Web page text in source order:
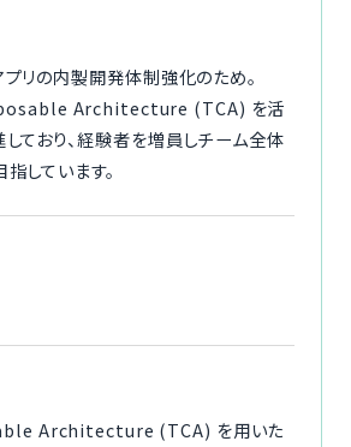
リの内製開発体制強化のため。
Architecture (TCA) を活
ており、経験者を増員しチーム全体
しています。
Architecture (TCA) を用いた